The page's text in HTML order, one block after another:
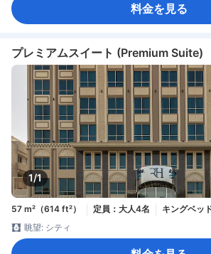
料金を見る
プレミアムスイート (Premium Suite)
1/1
57 m²（614 ft²） 定員：大人4名
キングベッ
眺望: シティ